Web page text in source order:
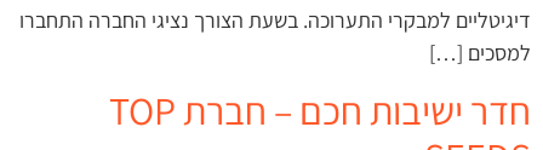
דיגיטליים למבקרי התערוכה. בשעת הצורך נציגי החברה התחברו
למסכים […]
חדר ישיבות חכם – חברת TOP